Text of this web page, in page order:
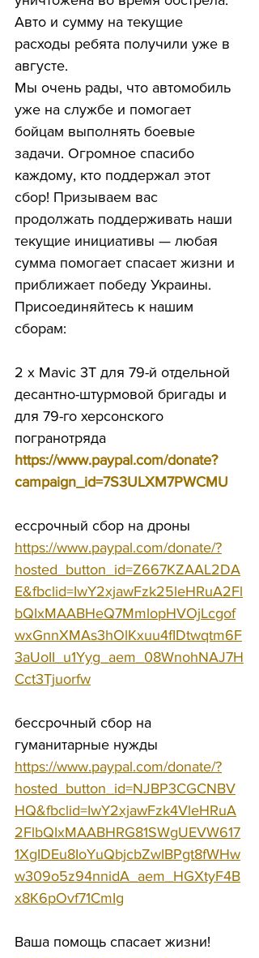
Авто и сумму на текущие
расходы ребята получили уже в
августе.
Мы очень рады, что автомобиль
уже на службе и помогает
бойцам выполнять боевые
задачи. Огромное спасибо
каждому, кто поддержал этот
сбор! Призываем вас
продолжать поддерживать наши
текущие инициативы — любая
сумма помогает спасает жизни и
приближает победу Украины.
Присоединяйтесь к нашим
сборам:
2 x Mavic 3T для 79-й отдельной
десантно-штурмовой бригады и
для 79-го херсонского
погранотряда
https://www.paypal.com/donate?
campaign_id=7S3ULXM7PWCMU
ессрочный сбор на дроны
https://www.paypal.com/donate/?
hosted_button_id=Z667KZAAL2DA
E&fbclid=IwY2xjawFzk25leHRuA2Fl
bQIxMAABHeQ7MmlopHVOjLcgof
wxGnnXMAs3hOlKxuu4fIDtwqtm6F
3aUoII_u1Yyg_aem_08WnohNAJ7H
Cct3Tjuorfw
бессрочный сбор на
гуманитарные нужды
https://www.paypal.com/donate/?
hosted_button_id=NJBP3CGCNBV
HQ&fbclid=IwY2xjawFzk4VleHRuA
2FlbQIxMAABHRG81SWgUEVW617
1XgIDEu8IoYuQbjcbZwIBPgt8fWHw
w309o5z94nnidA_aem_HGXtyF4B
x8K6pOvf71CmIg
Ваша помощь спасает жизни!